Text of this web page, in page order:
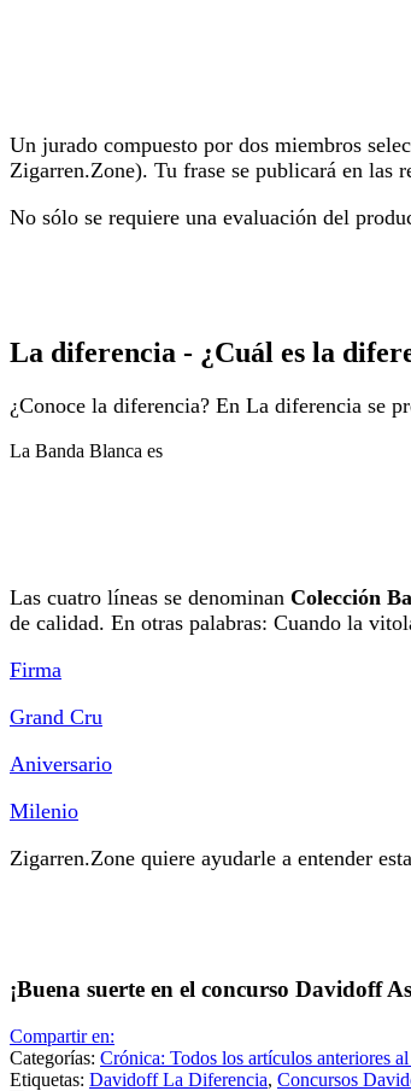
Un jurado compuesto por dos miembros
Zigarren.Zone). Tu frase se publicará en las
No sólo se requiere una evaluación del
La diferencia - ¿Cuál es la
¿Conoce la diferencia? En La diferencia se
La Banda Blanca es
Las cuatro líneas se denominan Colección
de calidad. En otras palabras: Cuando la
Firma
Grand Cru
Aniversario
Milenio
Zigarren.Zone quiere ayudarle a entender
¡Buena suerte en el concurso Davidoff
Compartir en:
Categorías: Crónica: Todos los artículos anteriores
Etiquetas: Davidoff La Diferencia, Concursos